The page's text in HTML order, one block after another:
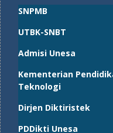
SNPMB
UTBK-SNBT
Admisi Unesa
Kementerian
Teknologi
Dirjen Diktiristek
PDDikti Unesa